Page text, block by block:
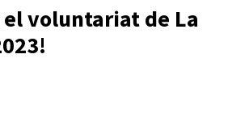
voluntariat de La